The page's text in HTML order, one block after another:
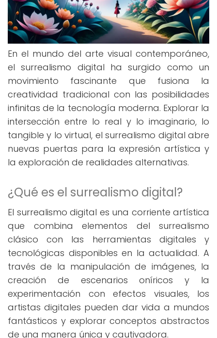
En el mundo del arte visual contemporáneo,
el surrealismo digital ha surgido como un
movimiento fascinante que fusiona la
creatividad tradicional con las posibilidades
infinitas de la tecnología moderna. Explorar la
intersección entre lo real y lo imaginario, lo
tangible y lo virtual, el surrealismo digital abre
nuevas puertas para la expresión artística y
la exploración de realidades alternativas.
¿Qué es el surrealismo digital?
El surrealismo digital es una corriente artística
que combina elementos del surrealismo
clásico con las herramientas digitales y
tecnológicas disponibles en la actualidad. A
través de la manipulación de imágenes, la
creación de escenarios oníricos y la
experimentación con efectos visuales, los
artistas digitales pueden dar vida a mundos
fantásticos y explorar conceptos abstractos
de una manera única y cautivadora.